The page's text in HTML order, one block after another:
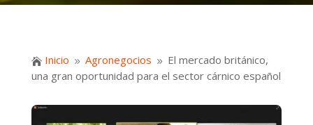
 Inicio 9 Agronegocios 9 El mercado británico,
una gran oportunidad para el sector cárnico español